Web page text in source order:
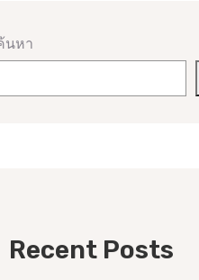
นหา
Recent Posts